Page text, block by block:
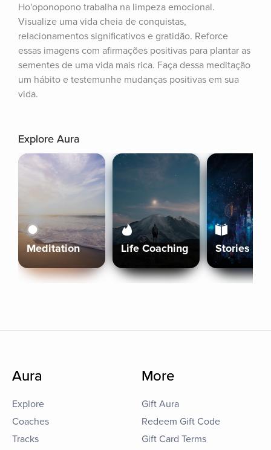
Ho'oponopono trabalha na limpeza emocional.
Visualize uma vida cheia de conquistas,
relacionamentos significativos e gratidão. Reforce
essas imagens com afirmações positivas para plantar as
sementes de uma vida mais rica. Faça dessa meditação
um hábito e testemunhe mudanças positivas em sua
vida.
Explore Aura
Meditation Life Coaching Stories
Aura
Explore
Coaches
Tracks
More
Gift Aura
Redeem Gift Code
Gift Card Terms